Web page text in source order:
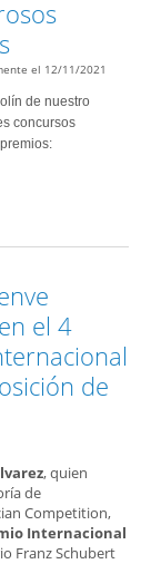
el 12/11/2021
de nuestro
concursos
el 4
de
, quien
de
Competition,
Internacional
Franz Schubert